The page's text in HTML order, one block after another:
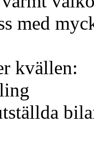
med
kvällen: